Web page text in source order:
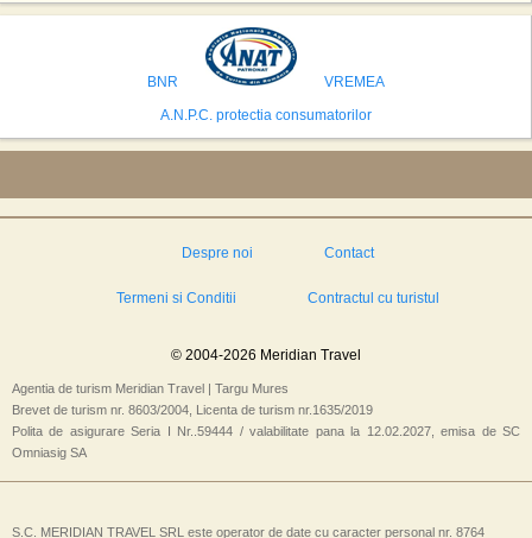
avea cele mai mari sanse de a castiga licitatia. Totusi, Spania, care se
preconizeaza ca va deveni a doua cea mai vizitata tara din lume in 2025,
isi bazeaza oferta pe infrastructura turistica solida si capacitatea hoteliera."
BNR
VREMEA
A.N.P.C. protectia consumatorilor
Despre noi Contact
Termeni si Conditii Contractul cu turistul
© 2004-2026 Meridian Travel
Agentia de turism Meridian Travel | Targu Mures
Brevet de turism nr. 8603/2004, Licenta de turism nr.1635/2019
Polita de asigurare Seria I Nr..59444 / valabilitate pana la 12.02.2027, emisa de SC
Omniasig SA
S.C. MERIDIAN TRAVEL SRL este operator de date cu caracter personal nr. 8764